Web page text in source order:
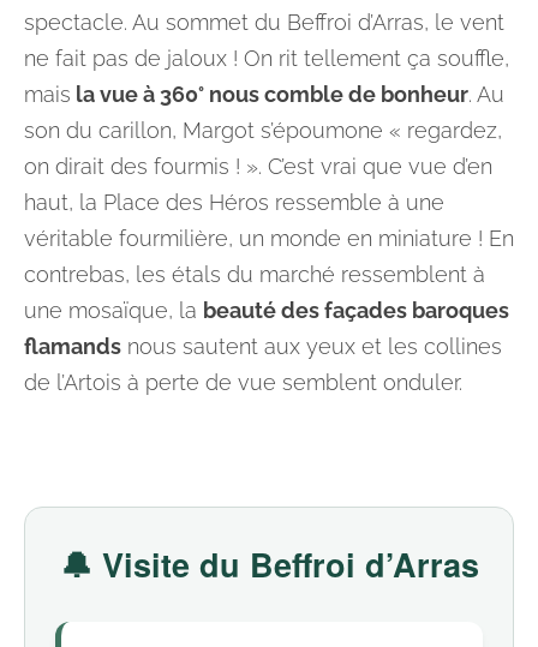
spectacle. Au sommet du Beffroi d’Arras, le vent
ne fait pas de jaloux ! On rit tellement ça souffle,
mais la vue à 360° nous comble de bonheur. Au
son du carillon, Margot s’époumone « regardez,
on dirait des fourmis ! ». C’est vrai que vue d’en
haut, la Place des Héros ressemble à une
véritable fourmilière, un monde en miniature ! En
contrebas, les étals du marché ressemblent à
une mosaïque, la beauté des façades baroques
flamands nous sautent aux yeux et les collines
de l’Artois à perte de vue semblent onduler.
🔔 Visite du Beffroi d’Arras